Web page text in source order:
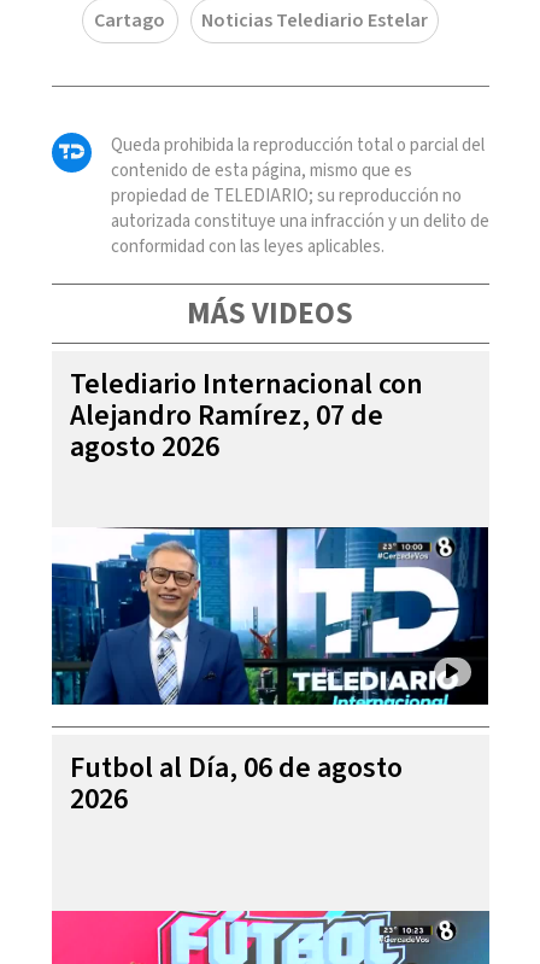
Cartago Noticias Telediario Estelar
Queda prohibida la reproducción total o parcial del
contenido de esta página, mismo que es
propiedad de TELEDIARIO; su reproducción no
autorizada constituye una infracción y un delito de
conformidad con las leyes aplicables.
MÁS VIDEOS
Telediario Internacional con
Alejandro Ramírez, 07 de
agosto 2026
Futbol al Día, 06 de agosto
2026